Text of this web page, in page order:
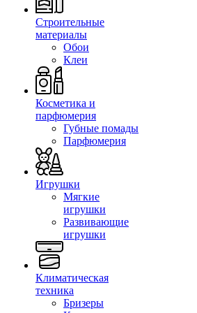
Строительные
материалы
Обои
Клеи
Косметика и
парфюмерия
Губные помады
Парфюмерия
Игрушки
Мягкие
игрушки
Развивающие
игрушки
Климатическая
техника
Бризеры